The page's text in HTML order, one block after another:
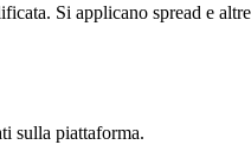
Si applicano spread e
sulla piattaforma.